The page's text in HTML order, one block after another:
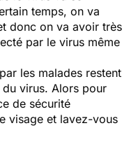
temps, on va
donc on va avoir très
par le virus même
les malades restent
virus. Alors pour
de sécurité
visage et lavez-vous